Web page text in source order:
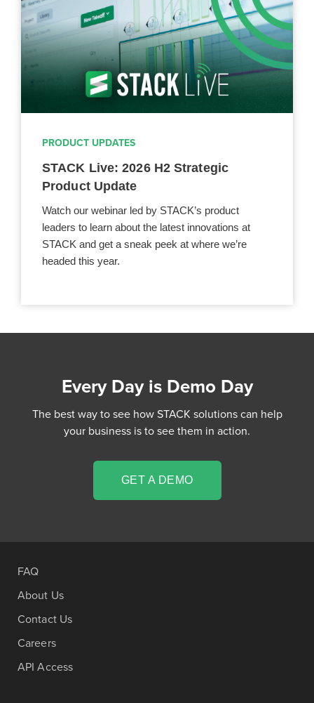
PRODUCT UPDATES
STACK Live: 2026 H2 Strategic
Product Update
Watch our webinar led by STACK’s product
leaders to learn about the latest innovations at
STACK and get a sneak peek at where we’re
headed this year.
Every Day is Demo Day
The best way to see how STACK solutions can help
your business is to see them in action.
GET A DEMO
FAQ
About Us
Contact Us
Careers
API Access